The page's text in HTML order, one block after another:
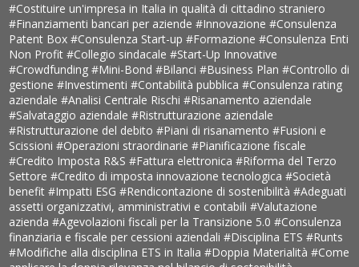
#Costituire un'impresa in Italia in qualità di cittadino straniero
#Finanziamenti bancari per aziende#Innovazione#Consulenza
Patent Box#Consulenza Start-up#Formazione#Consulenza Enti
Non Profit#Collegio sindacale#Start-Up Innovative
#Crowdfunding#Mini-Bond#Bilanci#Business Plan#Controllo di
gestione#Investimenti#Contabilità pubblica#Consulenza rating
aziendale#Analisi Centrale Rischi#Risanamento aziendale
#Salvataggio aziendale#Ristrutturazione aziendale
#Ristrutturazione del debito#Piani di risanamento#Fusioni e
Scissioni#Operazioni straordinarie#Pianificazione fiscale
#Credito Imposta R&S#Fattura elettronica#Riforma del Terzo
Settore#Credito di imposta innovazione tecnologica#Società
benefit#Impatti ESG#Rendicontazione di sostenibilità#Adeguati
assetti organizzativi, amministrativi e contabili#Valutazione
azienda#Agevolazioni fiscali per la Transizione 5.0#Consulenza
finanziaria e fiscale per cessioni aziendali#Disciplina ETS#Runts
#Modifiche alla disciplina ETS in Italia#Doppia Materialità#Come